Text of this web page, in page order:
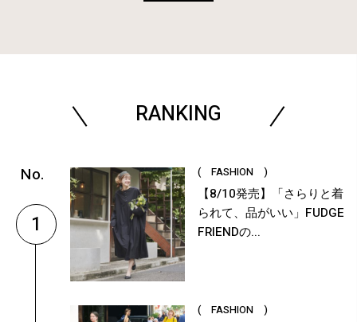
RANKING
1
( FASHION )
【8/10発売】「さらりと着
られて、品がいい」FUDGE
FRIENDの...
( FASHION )